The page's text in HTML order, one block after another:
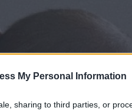
My Personal Information
sharing to third parties, or